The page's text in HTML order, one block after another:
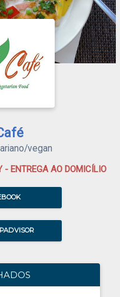
vegan
ENTREGA AO DOMICÍLIO